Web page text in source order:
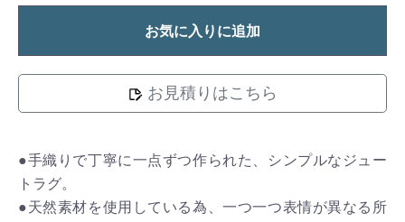
お気に入りに追加
お見積りはこちら
●手織りで丁寧に一点ずつ作られた、シンプルなジュー
トラグ。
●天然素材を使用している為、一つ一つ表情が異なる所